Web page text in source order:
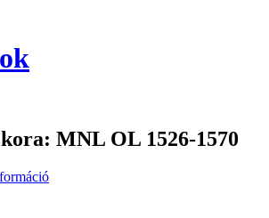
MNL OL 1526-1570